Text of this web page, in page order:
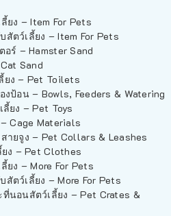
ยง – Item For Pets
สัตว์เลี้ยง – Item For Pets
อร์ – Hamster Sand
Sand
ยง – Pet Toilets
งป้อน – Bowls, Feeders & Watering
ยง – Pet Toys
Cage Materials
ายจูง – Pet Collars & Leashes
ยง – Pet Clothes
ยง – More For Pets
สัตว์เลี้ยง – More For Pets
นอนสัตว์เลี้ยง – Pet Crates &